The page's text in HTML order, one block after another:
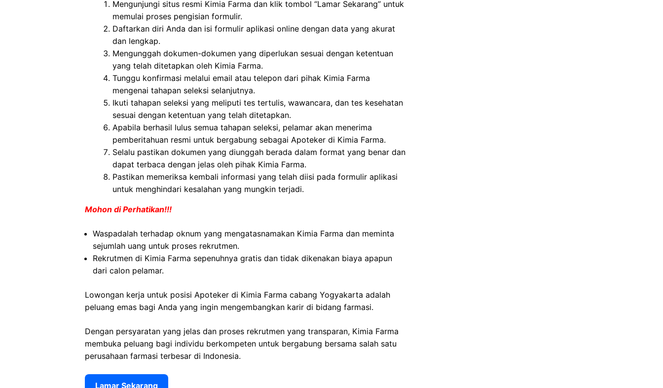
Mengunjungi situs resmi Kimia Farma dan klik tombol “Lamar Sekarang” untuk
memulai proses pengisian formulir.
Daftarkan diri Anda dan isi formulir aplikasi online dengan data yang akurat
dan lengkap.
Mengunggah dokumen-dokumen yang diperlukan sesuai dengan ketentuan
yang telah ditetapkan oleh Kimia Farma.
Tunggu konfirmasi melalui email atau telepon dari pihak Kimia Farma
mengenai tahapan seleksi selanjutnya.
Ikuti tahapan seleksi yang meliputi tes tertulis, wawancara, dan tes kesehatan
sesuai dengan ketentuan yang telah ditetapkan.
Apabila berhasil lulus semua tahapan seleksi, pelamar akan menerima
pemberitahuan resmi untuk bergabung sebagai Apoteker di Kimia Farma.
Selalu pastikan dokumen yang diunggah berada dalam format yang benar dan
dapat terbaca dengan jelas oleh pihak Kimia Farma.
Pastikan memeriksa kembali informasi yang telah diisi pada formulir aplikasi
untuk menghindari kesalahan yang mungkin terjadi.
Mohon di Perhatikan!!!
Waspadalah terhadap oknum yang mengatasnamakan Kimia Farma dan meminta
sejumlah uang untuk proses rekrutmen.
Rekrutmen di Kimia Farma sepenuhnya gratis dan tidak dikenakan biaya apapun
dari calon pelamar.
Lowongan kerja untuk posisi Apoteker di Kimia Farma cabang Yogyakarta adalah
peluang emas bagi Anda yang ingin mengembangkan karir di bidang farmasi.
Dengan persyaratan yang jelas dan proses rekrutmen yang transparan, Kimia Farma
membuka peluang bagi individu berkompeten untuk bergabung bersama salah satu
perusahaan farmasi terbesar di Indonesia.
Lamar Sekarang